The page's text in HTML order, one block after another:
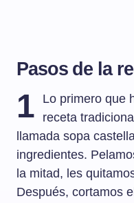
Pasos de la
1
Lo primero que
receta
llamada sopa
ingredientes.
la mitad, les
Después, cortamos